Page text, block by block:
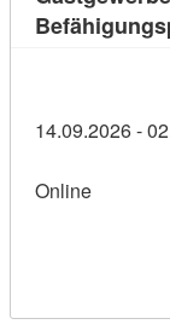
14.09.2026 -
Online